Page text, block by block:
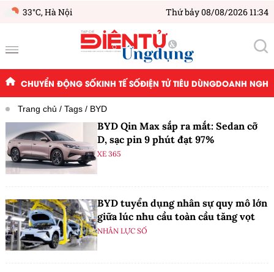
33°C,Hà Nội Thứ bảy 08/08/2026 11:34
CHUYỂN ĐỘNG SỐKINH TẾ SỐĐIỆN TỬ TIÊU DÙNGDOANH
Trang chủ Tags BYD
BYD Qin Max sắp ra mắt: Sedan cỡ
D, sạc pin 9 phút đạt 97%
XE 365
BYD tuyển dụng nhân sự quy mô lớn
giữa lúc nhu cầu toàn cầu tăng vọt
NHÂN LỰC SỐ